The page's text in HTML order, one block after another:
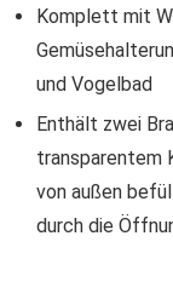
Komplett mit
und Vogelbad
Enthält zwei
transparentem
von außen
durch die